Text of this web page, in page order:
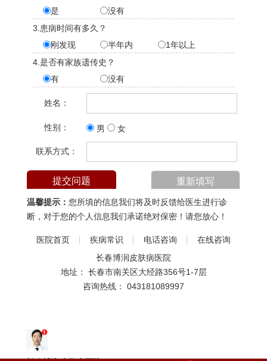
是
没有
3.患病时间有多久？
刚发现
半年内
1年以上
4.是否有家族遗传史？
有
没有
姓名：
性别： 男 女
联系方式：
温馨提示： 您所填的信息我们将及时反馈给医生进行诊
断，对于您的个人信息我们承诺绝对保密！请您放心！
医院首页 疾病常识 电话咨询
在线咨询
长春博润皮肤病医院
地址： 长春市南关区大经路356号1-7层
咨询热线：
043181089997